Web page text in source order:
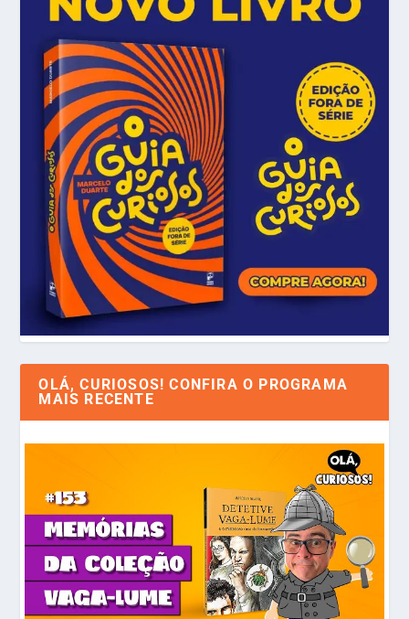
OLÁ, CURIOSOS! CONFIRA O PROGRAMA
MAIS RECENTE